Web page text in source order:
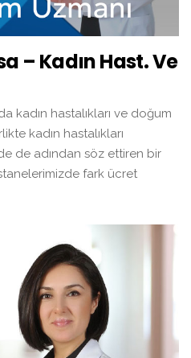
– Kadın Hast. Ve
kadın hastalıkları ve doğum
kadın hastalıkları
de adından söz ettiren bir
fark ücret